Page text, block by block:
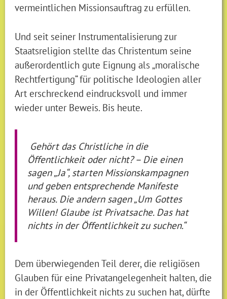
vermeintlichen Missionsauftrag zu erfüllen.
Und seit seiner Instrumentalisierung zur
Staatsreligion stellte das Christentum seine
außerordentlich gute Eignung als „moralische
Rechtfertigung“ für politische Ideologien aller
Art erschreckend eindrucksvoll und immer
wieder unter Beweis. Bis heute.
Gehört das Christliche in die
Öffentlichkeit oder nicht? – Die einen
sagen „Ja“, starten Missionskampagnen
und geben entsprechende Manifeste
heraus. Die andern sagen „Um Gottes
Willen! Glaube ist Privatsache. Das hat
nichts in der Öffentlichkeit zu suchen.“
Dem überwiegenden Teil derer, die religiösen
Glauben für eine Privatangelegenheit halten, die
in der Öffentlichkeit nichts zu suchen hat, dürfte